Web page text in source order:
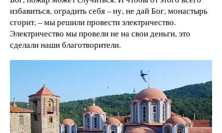
избавиться, оградить себя – ну, не дай Бог, монастырь
сгорит, – мы решили провести электричество.
Электричество мы провели не на свои деньги, это
сделали наши благотворители.